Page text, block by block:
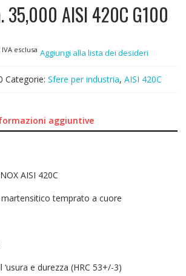
35,000 AISI 420C G100
IVA esclusa Aggiungi alla lista dei desideri
Categorie: Sfere per industria, AISI 420C
aggiuntive
AISI 420C
temprato a cuore
e durezza (HRC 53+/-3)